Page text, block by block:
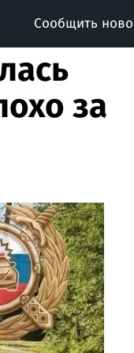
Сообщить
за